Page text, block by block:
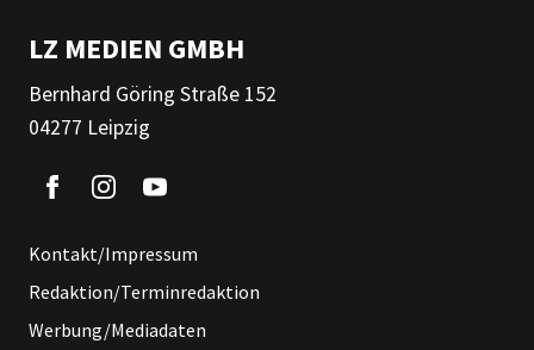
LZ MEDIEN GMBH
Bernhard Göring Straße 152
04277 Leipzig
Kontakt/Impressum
Redaktion/Terminredaktion
Werbung/Mediadaten